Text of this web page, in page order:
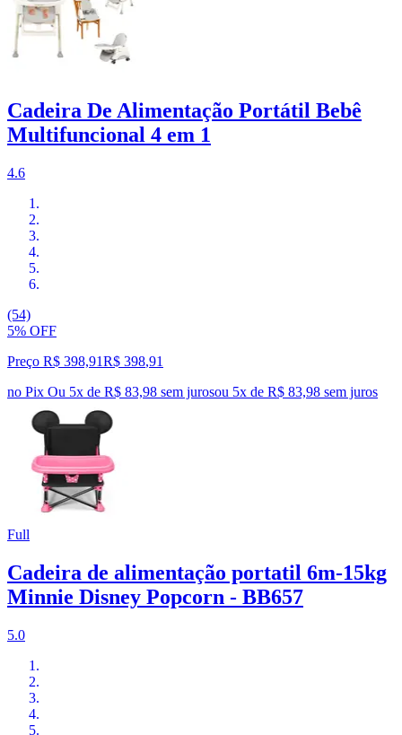
Cadeira De Alimentação Portátil Bebê
Multifuncional 4 em 1
4.6
(54)
5% OFF
Preço R$ 398,91R$ 398,91
no Pix Ou 5x de R$ 83,98 sem jurosou 5x de R$ 83,98 sem juros
Full
Cadeira de alimentação portatil 6m-15kg
Minnie Disney Popcorn - BB657
5.0